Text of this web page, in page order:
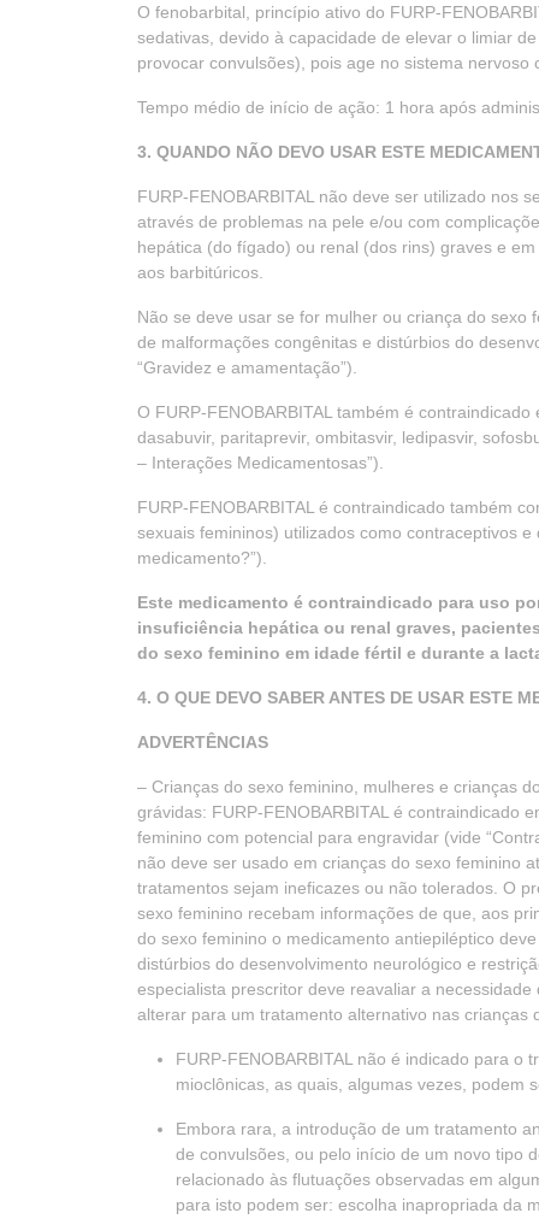
O fenobarbital, princípio ativo do FURP-
sedativas, devido à capacidade de elevar o limiar
provocar convulsões), pois age no sistema nervoso
Tempo médio de início de ação: 1 hora após
3. QUANDO NÃO DEVO USAR ESTE
FURP-FENOBARBITAL não deve ser utilizado nos
através de problemas na pele e/ou com
hepática (do fígado) ou renal (dos rins) graves e
aos barbitúricos.
Não se deve usar se for mulher ou criança do
de malformações congênitas e distúrbios do
“Gravidez e amamentação”).
O FURP-FENOBARBITAL também é
dasabuvir, paritaprevir, ombitasvir, ledipasvir,
– Interações Medicamentosas”).
FURP-FENOBARBITAL é contraindicado também
sexuais femininos) utilizados como contraceptivos
medicamento?”).
Este medicamento é contraindicado para uso
insuficiência hepática ou renal graves,
do sexo feminino em idade fértil e durante a
4. O QUE DEVO SABER ANTES DE USAR ESTE
ADVERTÊNCIAS
– Crianças do sexo feminino, mulheres e crianças
grávidas: FURP-FENOBARBITAL é contraindicado
feminino com potencial para engravidar (vide
não deve ser usado em crianças do sexo feminino
tratamentos sejam ineficazes ou não tolerados. O
sexo feminino recebam informações de que, aos
do sexo feminino o medicamento antiepiléptico
distúrbios do desenvolvimento neurológico e
especialista prescritor deve reavaliar a
alterar para um tratamento alternativo nas crianças
FURP-FENOBARBITAL não é indicado para o
mioclônicas, as quais, algumas vezes, podem
Embora rara, a introdução de um tratamento
de convulsões, ou pelo início de um novo tipo
relacionado às flutuações observadas em
para isto podem ser: escolha inapropriada da